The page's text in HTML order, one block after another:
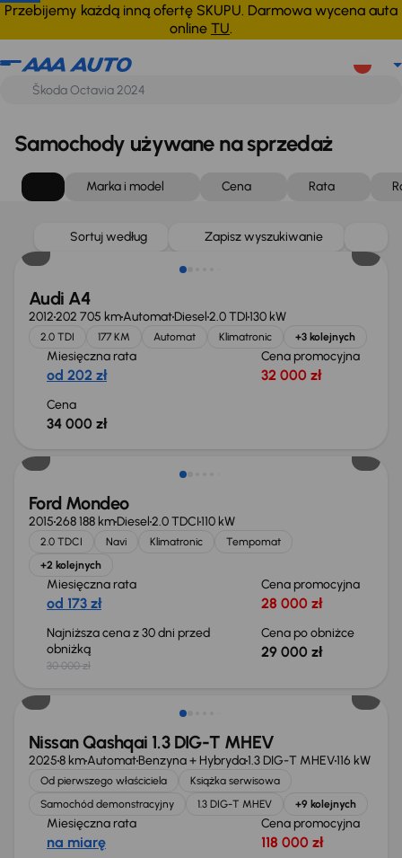
Przebijemy każdą inną ofertę SKUPU. Darmowa wycena auta
online TU.
Samochody używane na sprzedaż
Marka i model Cena Rata
Sortuj według Zapisz wyszukiwanie
Audi A4
2012202 705 kmAutomatDiesel2.0 TDI130 kW
2.0 TDI 177 KM Automat Klimatronic +3 kolejnych
Miesięczna rata
od 202 zł
Cena promocyjna
32 000 zł
Cena
34 000 zł
Ford Mondeo
2015268 188 kmDiesel2.0 TDCI110 kW
2.0 TDCI Navi Klimatronic
Tempomat
+2 kolejnych
Miesięczna rata
od 173 zł
Cena promocyjna
28 000 zł
Najniższa cena z 30 dni przed
obniżką
30 000 zł
Cena po obniżce
29 000 zł
Od nowego taniej o 36 775 zł
Nissan Qashqai 1.3 DIG-T MHEV
20258 kmAutomatBenzyna + Hybryda1.3 DIG-T MHEV116 kW
Od pierwszego właściciela
Książka serwisowa
Samochód demonstracyjny
1.3 DIG-T MHEV +9 kolejnych
Miesięczna rata
na miarę
Cena promocyjna
118 000 zł